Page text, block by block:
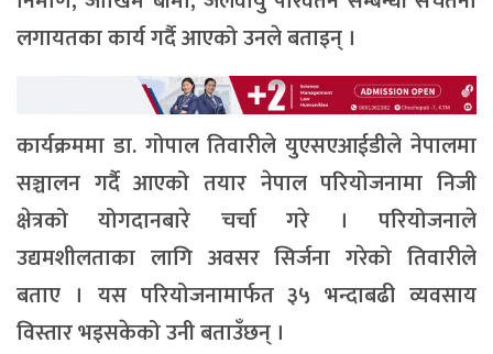
लगायतका कार्य गर्दै आएको उनले बताइन् ।
कार्यक्रममा डा. गोपाल तिवारीले युएसएआईडीले नेपालमा
सञ्चालन गर्दै आएको तयार नेपाल परियोजनामा निजी
क्षेत्रको योगदानबारे चर्चा गरे । परियोजनाले
उद्यमशीलताका लागि अवसर सिर्जना गरेको तिवारीले
बताए । यस परियोजनामार्फत ३५ भन्दाबढी व्यवसाय
विस्तार भइसकेको उनी बताउँछन् ।